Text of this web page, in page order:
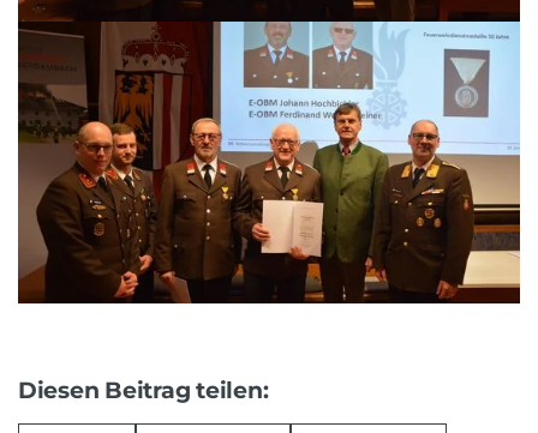
Diesen Beitrag teilen: